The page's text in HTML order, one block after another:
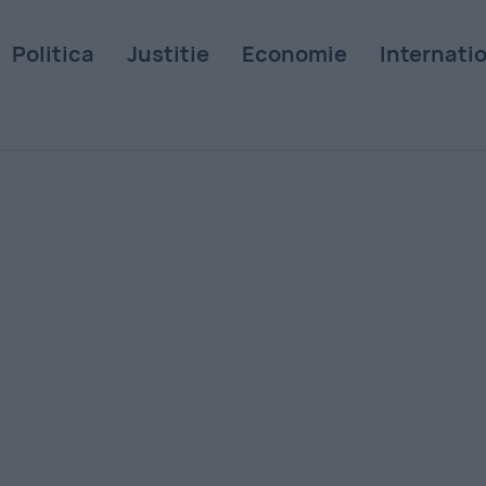
Politica Justitie Economie